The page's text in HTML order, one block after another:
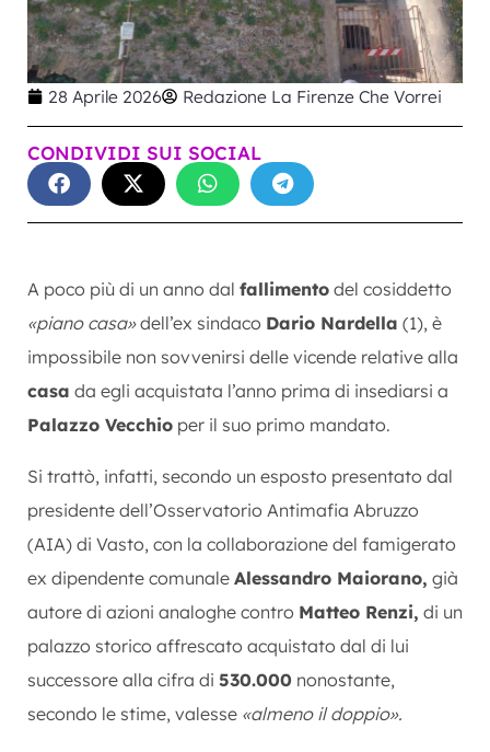
28 Aprile 2026 Redazione La Firenze Che Vorrei
CONDIVIDI SUI SOCIAL
A poco più di un anno dal fallimento del cosiddetto
«piano casa»dell’ex sindaco Dario Nardella (1), è
impossibile non sovvenirsi delle vicende relative alla
casa da egli acquistata l’anno prima di insediarsi a
Palazzo Vecchio per il suo primo mandato.
Si trattò, infatti, secondo un esposto presentato dal
presidente dell’Osservatorio Antimafia Abruzzo
(AIA) di Vasto, con la collaborazione del famigerato
ex dipendente comunale Alessandro Maiorano, già
autore di azioni analoghe contro Matteo Renzi, di un
palazzo storico affrescato acquistato dal di lui
successore alla cifra di 530.000 nonostante,
secondo le stime, valesse «almeno il doppio».